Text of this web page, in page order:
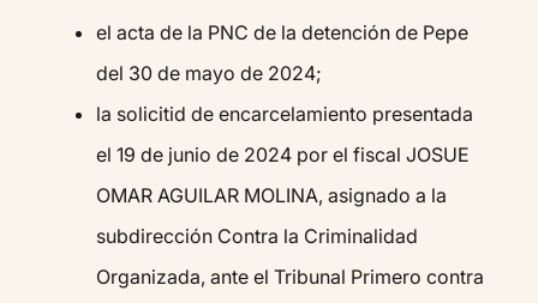
el acta de la PNC de la detención de Pepe
del 30 de mayo de 2024;
la solicitid de encarcelamiento presentada
el 19 de junio de 2024 por el fiscal JOSUE
OMAR AGUILAR MOLINA, asignado a la
subdirección Contra la Criminalidad
Organizada, ante el Tribunal Primero contra